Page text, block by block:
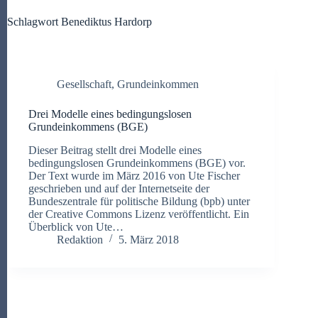
Schlagwort Benediktus Hardorp
Gesellschaft, Grundeinkommen
Drei Modelle eines bedingungslosen
Grundeinkommens (BGE)
Dieser Beitrag stellt drei Modelle eines
bedingungslosen Grundeinkommens (BGE) vor.
Der Text wurde im März 2016 von Ute Fischer
geschrieben und auf der Internetseite der
Bundeszentrale für politische Bildung (bpb) unter
der Creative Commons Lizenz veröffentlicht. Ein
Überblick von Ute…
Redaktion
5. März 2018